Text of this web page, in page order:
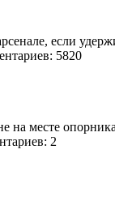
если
5820
на месте
2